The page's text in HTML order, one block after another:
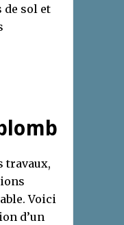
de sol et
travaux,
Voici
d’un